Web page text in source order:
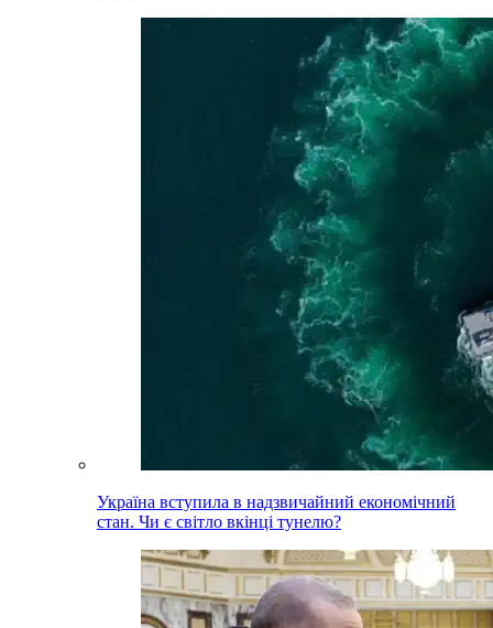
Україна вступила в надзвичайний економічний
стан. Чи є світло вкінці тунелю?